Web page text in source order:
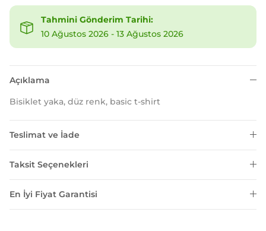
Tahmini Gönderim Tarihi:
10 Ağustos 2026 - 13 Ağustos 2026
Açıklama
Bisiklet yaka, düz renk, basic t-shirt
Teslimat ve İade
Taksit Seçenekleri
En İyi Fiyat Garantisi